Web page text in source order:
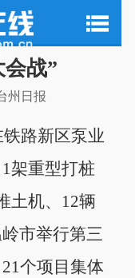
战”
州日报
路新区泵业
架重型打桩
土机、12辆
市举行第三
个项目集体